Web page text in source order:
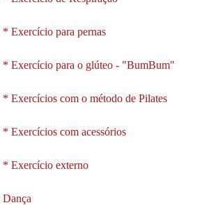
* Exercício para pernas
* Exercício para o glúteo - "BumBum"
* Exercícios com o método de Pilates
* Exercícios com acessórios
* Exercício externo
Dança